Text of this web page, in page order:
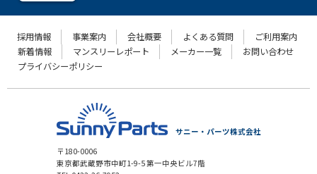
採用情報 事業案内 会社概要 よくある質問
ご利用案内
新着情報
マンスリーレポート メーカー一覧
お問い合わせ
プライバシーポリシー
サニー・パーツ株式会社
〒180-0006
東京都武蔵野市中町1-9-5 第一中央ビル7階